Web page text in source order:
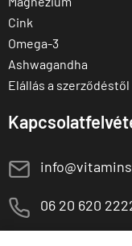
Cink
Omega-3
Ashwagandha
Elállás a szerződéstől
E
M 06 20 620